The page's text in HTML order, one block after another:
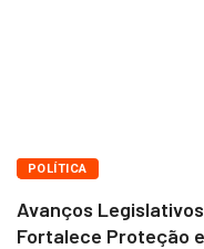
BRASÍLIA
POLÍTICA
Avanços
Fortalece Proteção